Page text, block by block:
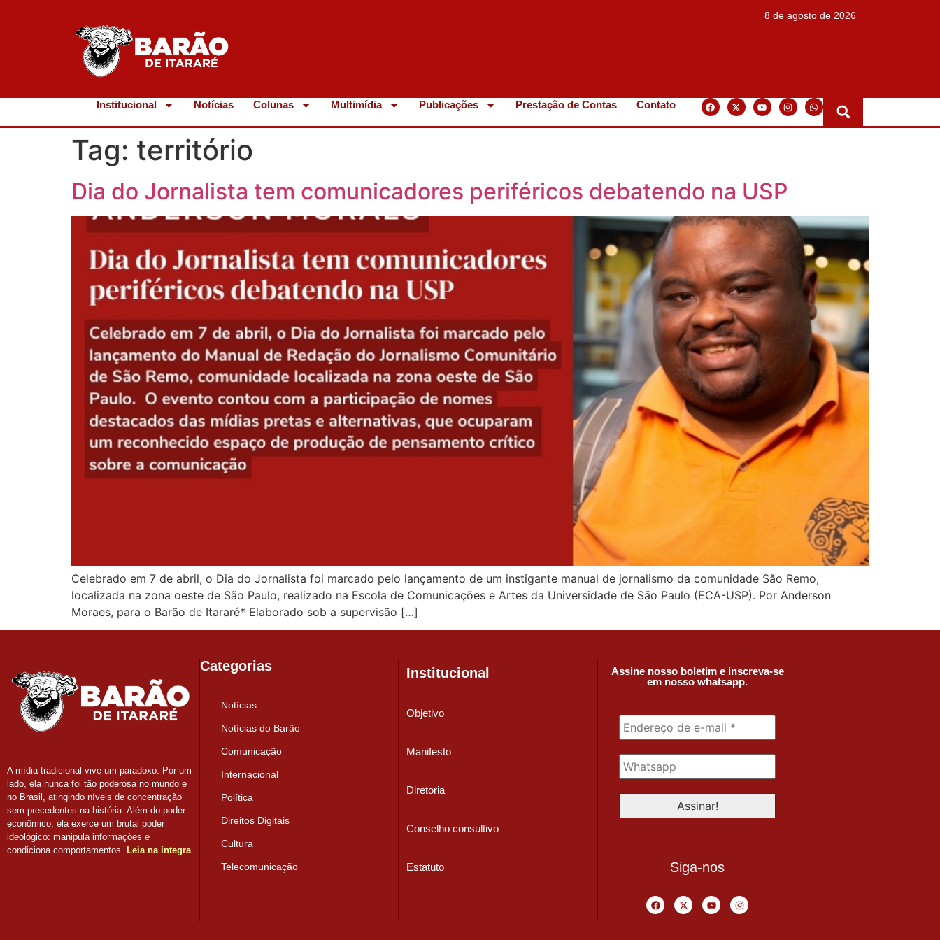
8 de agosto de 2026
Institucional Notícias Colunas Multimídia Publicações Prestação de Contas Contato
Tag: território
Dia do Jornalista tem comunicadores periféricos debatendo na USP
Celebrado em 7 de abril, o Dia do Jornalista foi marcado pelo lançamento de um instigante manual de jornalismo da comunidade São Remo,
localizada na zona oeste de São Paulo, realizado na Escola de Comunicações e Artes da Universidade de São Paulo (ECA-USP). Por Anderson
Moraes, para o Barão de Itararé* Elaborado sob a supervisão […]
A mídia tradicional vive um paradoxo. Por um
lado, ela nunca foi tão poderosa no mundo e
no Brasil, atingindo níveis de concentração
sem precedentes na história. Além do poder
econômico, ela exerce um brutal poder
ideológico: manipula informações e
condiciona comportamentos.
Leia na íntegra
Categorias
Notícias
Notícias do Barão
Comunicação
Internacional
Política
Direitos Digitais
Cultura
Telecomunicação
Institucional
Objetivo
Manifesto
Diretoria
Conselho consultivo
Estatuto
Assine nosso boletim e inscreva-se
em nosso whatsapp.
Siga-nos